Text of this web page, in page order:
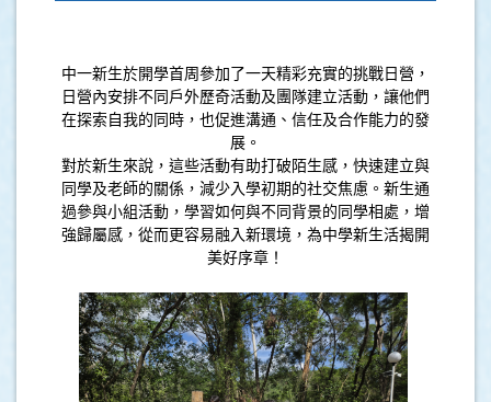
中一新生於開學首周參加了一天精彩充實的挑戰日營，
日營內安排不同戶外歷奇活動及團隊建立活動，讓他們
在探索自我的同時，也促進溝通、信任及合作能力的發
展。
對於新生來說，這些活動有助打破陌生感，快速建立與
同學及老師的關係，減少入學初期的社交焦慮。新生通
過參與小組活動，學習如何與不同背景的同學相處，增
強歸屬感，從而更容易融入新環境，為中學新生活揭開
美好序章！